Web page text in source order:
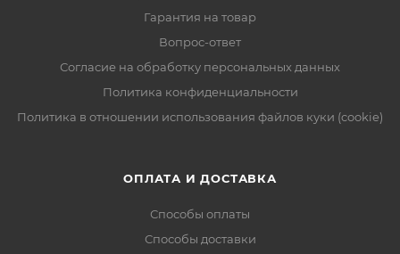
Гарантия на товар
Вопрос-ответ
Согласие на обработку персональных данных
Политика конфиденциальности
Политика в отношении использования файлов куки (cookie)
ОПЛАТА И ДОСТАВКА
Способы оплаты
Способы доставки